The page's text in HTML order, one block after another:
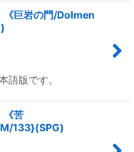
《巨岩の門/Dolmen
語版です。
《苦
133}(SPG)